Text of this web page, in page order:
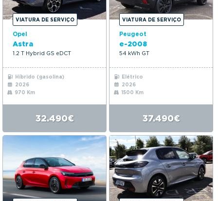
VIATURA DE SERVIÇO
Opel
Astra
1.2 T Hybrid GS eDCT
Híbrido (gasolina)
2026
970 Km
32.490€
VIATURA DE SERVIÇO
Peugeot
e-2008
54 kWh GT
Elétrico
2026
1500 Km
37.490€